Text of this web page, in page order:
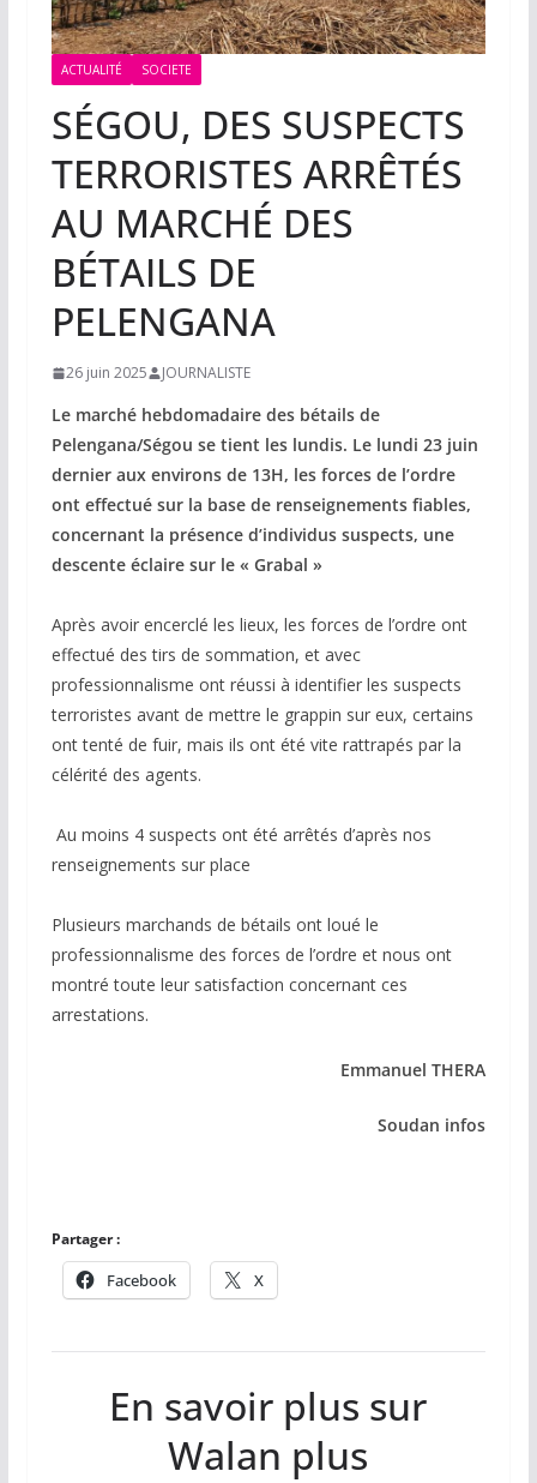
ACTUALITÉ SOCIETE
SÉGOU, DES SUSPECTS
TERRORISTES ARRÊTÉS
AU MARCHÉ DES
BÉTAILS DE
PELENGANA
26 juin 2025 JOURNALISTE
Le marché hebdomadaire des bétails de
Pelengana/Ségou se tient les lundis. Le lundi 23 juin
dernier aux environs de 13H, les forces de l’ordre
ont effectué sur la base de renseignements fiables,
concernant la présence d’individus suspects, une
descente éclaire sur le « Grabal »
‎Après avoir encerclé les lieux, les forces de l’ordre ont
effectué des tirs de sommation, et avec
professionnalisme ont réussi à identifier les suspects
terroristes avant de mettre le grappin sur eux, certains
ont tenté de fuir, mais ils ont été vite rattrapés par la
célérité des agents.
‎ Au moins 4 suspects ont été arrêtés d’après nos
renseignements sur place
‎Plusieurs marchands de bétails ont loué le
professionnalisme des forces de l’ordre et nous ont
montré toute leur satisfaction concernant ces
arrestations.
Emmanuel THERA
Soudan infos
Partager :
Facebook X
En savoir plus sur
Walan plus